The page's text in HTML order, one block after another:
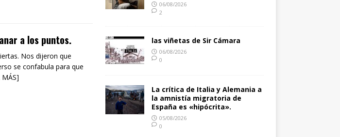
a los puntos.
Nos dijeron que
se confabula para que
06/08/2026
2
las viñetas de Sir Cámara
06/08/2026
0
La crítica de Italia y Alemania a
la amnistía migratoria de
España es «hipócrita».
05/08/2026
0